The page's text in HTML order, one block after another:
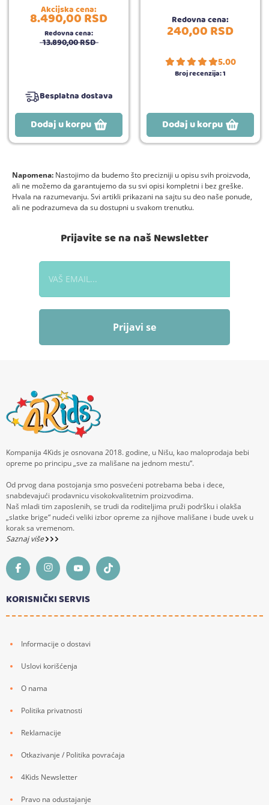
Akcijska cena:
8.490,00RSD
Redovna cena:
13.890,00RSD
Besplatna dostava
Dodaj u korpu
Redovna cena:
240,00RSD
5.00
Broj recenzija:1
Dodaj u korpu
Napomena: Nastojimo da budemo što precizniji u opisu svih proizvoda,
ali ne možemo da garantujemo da su svi opisi kompletni i bez greške.
Hvala na razumevanju. Svi artikli prikazani na sajtu su deo naše ponude,
ali ne podrazumeva da su dostupni u svakom trenutku.
Prijavite se na naš Newsletter
Prijavi se
Kompanija 4Kids je osnovana 2018. godine, u Nišu, kao maloprodaja bebi
opreme po principu „sve za mališane na jednom mestu“.
Od prvog dana postojanja smo posvećeni potrebama beba i dece,
snabdevajući prodavnicu visokokvalitetnim proizvodima.
Naš mladi tim zaposlenih, se trudi da roditeljima pruži podršku i olakša
„slatke brige“ nudeći veliki izbor opreme za njihove mališane i bude uvek u
korak sa vremenom.
Saznaj više
KORISNIČKI SERVIS
Informacije o dostavi
Uslovi korišćenja
O nama
Politika privatnosti
Reklamacije
Otkazivanje / Politika povraćaja
4Kids Newsletter
Pravo na odustajanje